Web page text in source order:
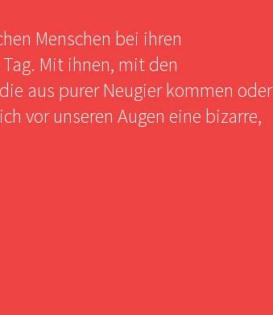
Menschen bei ihren
Mit ihnen, mit den
aus purer Neugier kommen oder
vor unseren Augen eine bizarre,